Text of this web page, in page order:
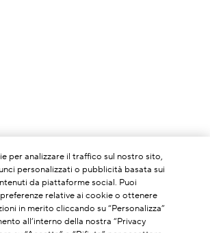
per analizzare il traffico sul nostro sito,
personalizzati o pubblicità basata sui
da piattaforme social. Puoi
relative ai cookie o ottenere
in merito cliccando su “Personalizza”
all’interno della nostra “Privacy